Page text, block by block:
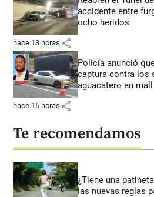
accidente entre
ocho heridos
hace 13 horas share
Policía anunció
captura contra los
aguacatero en
hace 15 horas share
Te recomendamos
¿Tiene una
las nuevas reglas